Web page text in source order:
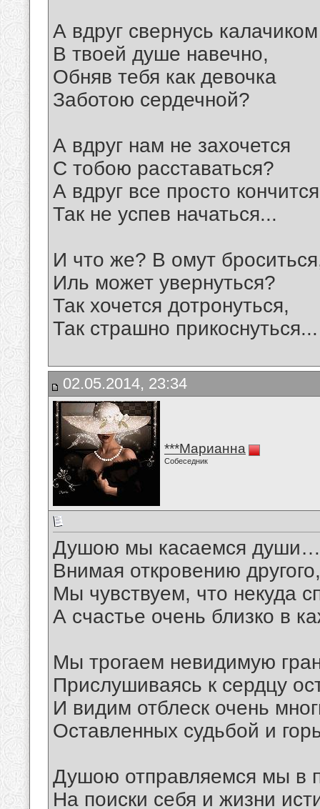
А вдруг свернусь калачиком
В твоей душе навечно,
Обняв тебя как девочка
Заботою сердечной?
А вдруг нам не захочется
С тобою расставаться?
А вдруг все просто
Так не успев начаться...
И что же? В омут
Иль может увернуться?
Так хочется дотронуться,
Так страшно прикоснуться...
02.05.2014, 23:34
***Марианна
Собеседник
Душою мы касаемся души…
Внимая откровению другого,
Мы чувствуем, что некуда
А счастье очень близко в
Мы трогаем невидимую
Прислушиваясь к сердцу
И видим отблеск очень
Оставленных судьбой и
Душою отправляемся мы в
На поиски себя и жизни